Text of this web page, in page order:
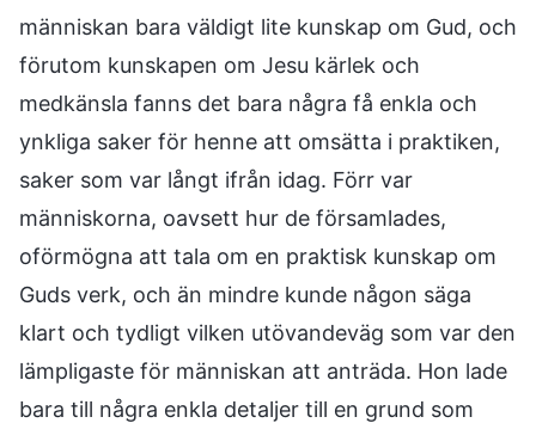
människan bara väldigt lite kunskap om Gud, och
förutom kunskapen om Jesu kärlek och
medkänsla fanns det bara några få enkla och
ynkliga saker för henne att omsätta i praktiken,
saker som var långt ifrån idag. Förr var
människorna, oavsett hur de församlades,
oförmögna att tala om en praktisk kunskap om
Guds verk, och än mindre kunde någon säga
klart och tydligt vilken utövandeväg som var den
lämpligaste för människan att anträda. Hon lade
bara till några enkla detaljer till en grund som